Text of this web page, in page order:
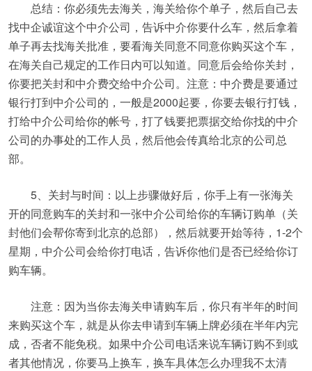
总结：你必须先去海关，海关给你个单子，然后自己去
找中企诚谊这个中介公司，告诉中介你要什么车，然后拿着
单子再去找海关批准，要看海关同意不同意你购买这个车，
在海关自己规定的工作日内可以知道。同意后会给你关封，
你要把关封和中介费交给中介公司。注意：中介费是要通过
银行打到中介公司的，一般是2000起要，你要去银行打钱，
打给中介公司给你的帐号，打了钱要把票据交给你找的中介
公司的办事处的工作人员，然后他会传真给北京的公司总
部。
5、关封与时间：以上步骤做好后，你手上有一张海关
开的同意购车的关封和一张中介公司给你的车辆订购单（关
封他们会帮你寄到北京的总部），然后就要开始等待，1-2个
星期，中介公司会给你打电话，告诉你他们是否已经给你订
购车辆。
注意：因为当你去海关申请购车后，你只有半年的时间
来购买这个车，就是从你去申请到车辆上牌必须在半年内完
成，否者不能免税。如果中介公司电话来说车辆订购不到或
者其他情况，你要马上换车，换车具体怎么办理我不太清